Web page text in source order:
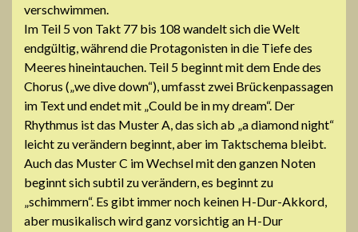
verschwimmen.
Im Teil 5 von Takt 77 bis 108 wandelt sich die Welt
endgültig, während die Protagonisten in die Tiefe des
Meeres hineintauchen. Teil 5 beginnt mit dem Ende des
Chorus („we dive down“), umfasst zwei Brückenpassagen
im Text und endet mit „Could be in my dream“. Der
Rhythmus ist das Muster A, das sich ab „a diamond night“
leicht zu verändern beginnt, aber im Taktschema bleibt.
Auch das Muster C im Wechsel mit den ganzen Noten
beginnt sich subtil zu verändern, es beginnt zu
„schimmern“. Es gibt immer noch keinen H-Dur-Akkord,
aber musikalisch wird ganz vorsichtig an H-Dur